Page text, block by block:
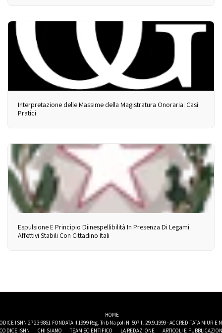
Interpretazione delle Massime della Magistratura Onoraria: Casi
Pratici
Espulsione E Principio Diinespellibilità In Presenza Di Legami
Affettivi Stabili Con Cittadino Itali
HOME
ISNN 2723-9861 FONDATA Il 1999 Reg. Trib Napoli N. 507 Il 29.9.1999 - ACCREDITATA MIUR E
CODICE ISNN
CHI SIAMO TEAM SCIENTIFICO LA REDAZIONE ARTICOLI E